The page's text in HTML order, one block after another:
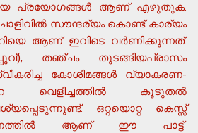
പ്രയോഗങ്ങള്‍ ആണ് എഴുതുക.
സൗന്ദര്യം കൊണ്ട് കാര്യം
ആണ് ഇവിടെ വര്‍ണിക്കുന്നത്.
തഞ്ചം തുടങ്ങിയപ്രാസം
കോശിമങ്ങള്‍ വ്യാകരണ-
വെളിച്ചത്തില്‍ കൂടുതല്‍
ഒറ്റയൊറ്റ കെസ്സ്
ആണ് ഈ പാട്ട്